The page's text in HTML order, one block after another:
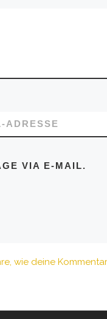
ADRESSE
VIA E-MAIL.
wie deine